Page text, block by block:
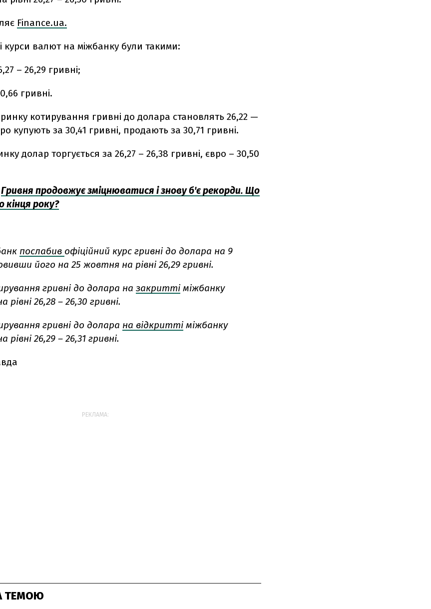
Finance.ua.
курси валют на міжбанку були такими:
– 26,29 гривні;
гривні.
котирування гривні до долара становлять 26,22 —
купують за 30,41 гривні, продають за 30,71 гривні.
долар торгується за 26,27 – 26,38 гривні, євро – 30,50
Гривня продовжує зміцнюватися і знову б'є рекорди. Що
кінця року?
послабив офіційний курс гривні до долара на 9
його на 25 жовтня на рівні 26,29 гривні.
гривні до долара на закритті міжбанку
рівні 26,28 – 26,30 гривні.
гривні до долара на відкритті міжбанку
26,29 – 26,31 гривні.
РЕКЛАМА:
ТЕМОЮ